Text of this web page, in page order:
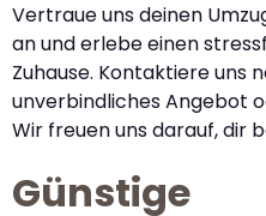
Vertraue uns deinen
an und erlebe einen
Zuhause. Kontaktiere uns
unverbindliches Angebot
Wir freuen uns darauf, dir
Günstige